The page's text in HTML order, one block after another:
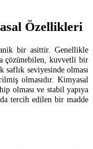
Özellikleri
bir asittir. Genellikle
çözünebilen, kuvvetli bir
seviyesinde olması
olmasıdır. Kimyasal
olması ve stabil yapıya
tercih edilen bir madde